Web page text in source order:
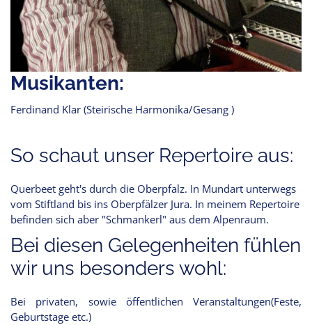
Musikanten:
Ferdinand Klar (Steirische Harmonika/Gesang )
So schaut unser Repertoire aus:
Querbeet geht's durch die Oberpfalz. In Mundart unterwegs
vom Stiftland bis ins Oberpfälzer Jura. In meinem Repertoire
befinden sich aber "Schmankerl" aus dem Alpenraum.
Bei diesen Gelegenheiten fühlen
wir uns besonders wohl:
Bei privaten, sowie öffentlichen Veranstaltungen(Feste,
Geburtstage etc.)